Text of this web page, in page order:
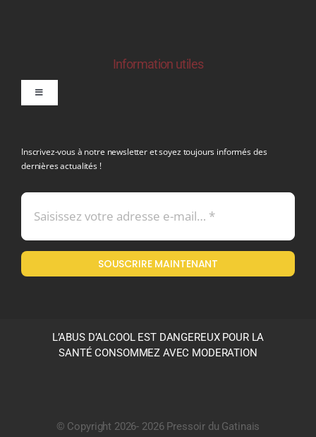
Information utiles
Toggle
Mentions légales
Politique en matière de remboursements et de retours
Inscrivez-vous à notre newsletter et soyez toujours informés des
dernières actualités !
SOUSCRIRE MAINTENANT
L’ABUS D’ALCOOL EST DANGEREUX POUR LA
SANTÉ CONSOMMEZ AVEC MODERATION
© Copyright 2026- 2026 Pressoir du Gatinais